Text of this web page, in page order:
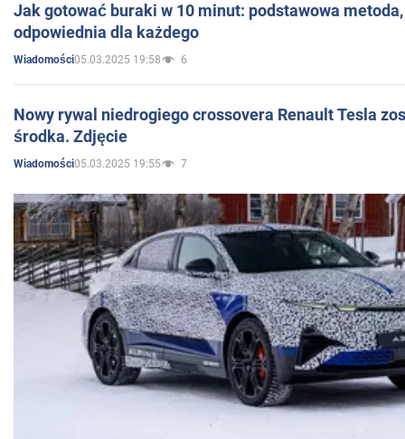
Jak gotować buraki w 10 minut: podstawowa
odpowiednia dla każdego
Wiadomości05.03.2025 19:58 6
Nowy rywal niedrogiego crossovera Renault Tesla
środka. Zdjęcie
Wiadomości05.03.2025 19:55 7